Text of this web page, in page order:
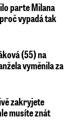
parte Milana
vypadá tak
(55) na
vyměnila za
zakryjete
musíte znát